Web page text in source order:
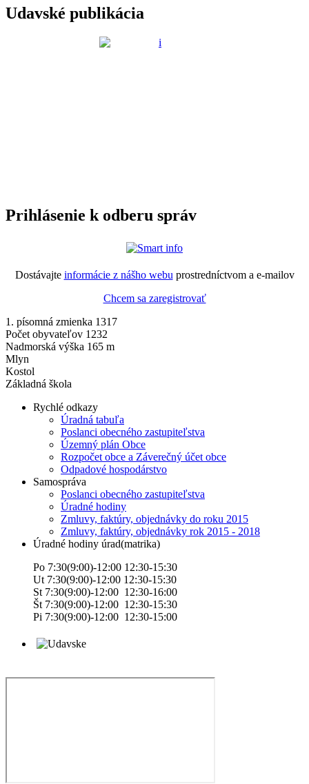
Udavské publikácia
Prihlásenie k odberu správ
Dostávajte informácie z nášho webu prostredníctvom a e-mailov
Chcem sa zaregistrovať
1. písomná zmienka 1317
Počet obyvateľov 1232
Nadmorská výška 165 m
Mlyn
Kostol
Základná škola
Rychlé odkazy
Úradná tabuľa
Poslanci obecného zastupiteľstva
Územný plán Obce
Rozpočet obce a Záverečný účet obce
Odpadové hospodárstvo
Samospráva
Poslanci obecného zastupiteľstva
Úradné hodiny
Zmluvy, faktúry, objednávky do roku 2015
Zmluvy, faktúry, objednávky rok 2015 - 2018
Úradné hodiny úrad(matrika)
Po 7:30(9:00)-12:00 12:30-15:30
Ut 7:30(9:00)-12:00 12:30-15:30
St 7:30(9:00)-12:00 12:30-16:00
Št 7:30(9:00)-12:00 12:30-15:30
Pi 7:30(9:00)-12:00 12:30-15:00